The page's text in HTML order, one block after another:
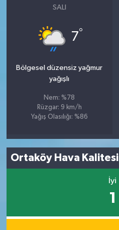
SALI
7°
Bölgesel düzensiz yağmur
yağışlı
Nem: %78
Rüzgar: 9 km/h
Yağış Olasılığı: %86
Ortaköy Hava Kalitesi
İyi
1